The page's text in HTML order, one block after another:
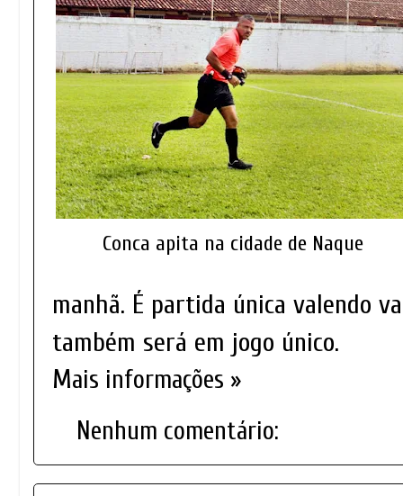
Conca apita na cidade de Naque
manhã. É partida única valendo
também será em jogo único.
Mais informações »
Nenhum comentário: